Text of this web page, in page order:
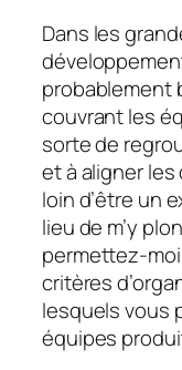
Dans les
probablement
couvrant les
sorte de
et à aligner
loin d’être un
lieu de m’y
permettez-
critères
lesquels vous
équipes